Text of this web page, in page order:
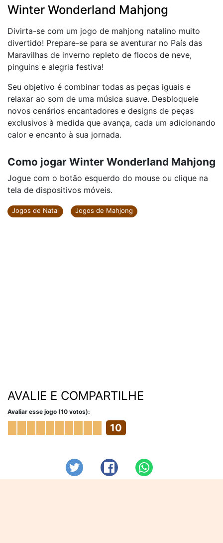
Winter Wonderland Mahjong
Divirta-se com um jogo de mahjong natalino muito
divertido! Prepare-se para se aventurar no País das
Maravilhas de inverno repleto de flocos de neve,
pinguins e alegria festiva!
Seu objetivo é combinar todas as peças iguais e
relaxar ao som de uma música suave. Desbloqueie
novos cenários encantadores e designs de peças
exclusivos à medida que avança, cada um adicionando
calor e encanto à sua jornada.
Como jogar Winter Wonderland Mahjong
Jogue com o botão esquerdo do mouse ou clique na
tela de dispositivos móveis.
Jogos de Natal Jogos de Mahjong
AVALIE E COMPARTILHE
Avaliar esse jogo (10 votos):
10